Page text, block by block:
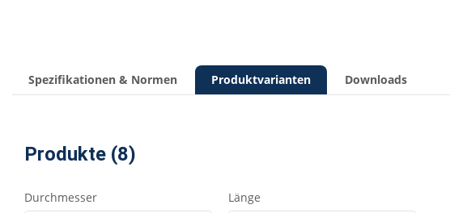
Spezifikationen & Normen Produktvarianten Downloads
Produkte (8)
Durchmesser Länge